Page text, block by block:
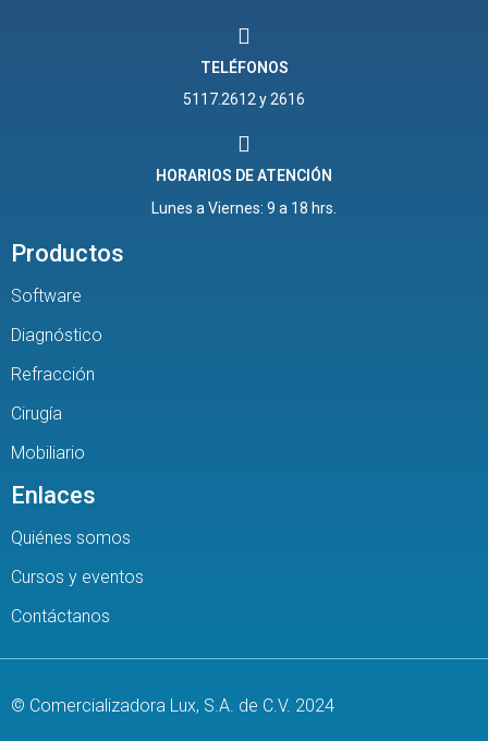
TELÉFONOS
5117.2612 y 2616
HORARIOS DE ATENCIÓN
Lunes a Viernes: 9 a 18 hrs.
Productos
Software
Diagnóstico
Refracción
Cirugía
Mobiliario
Enlaces
Quiénes somos
Cursos y eventos
Contáctanos
© Comercializadora Lux, S.A. de C.V. 2024